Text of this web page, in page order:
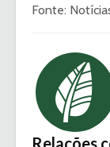
Fonte:
Relações